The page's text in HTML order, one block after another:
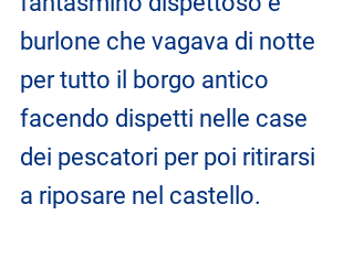
burlone che vagava di notte
per tutto il borgo antico
facendo dispetti nelle case
dei pescatori per poi ritirarsi
a riposare nel castello.